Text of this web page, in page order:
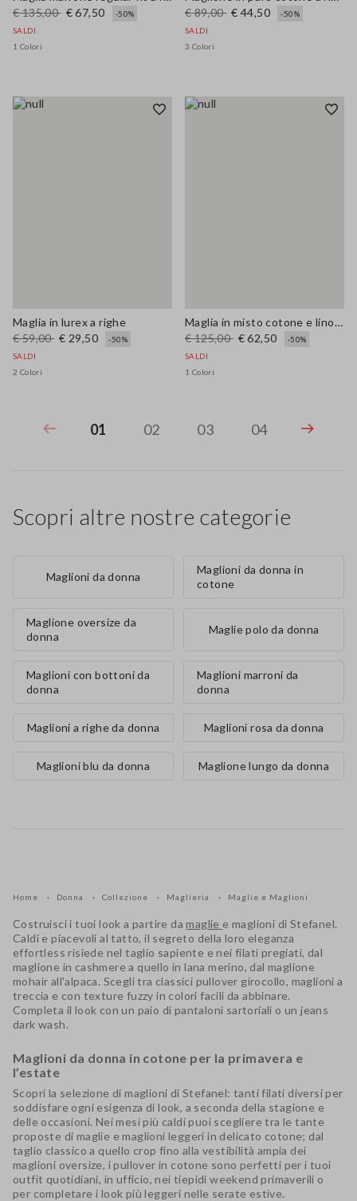
€ 135,00 € 67,50
-50%
SALDI
1 Colori
€ 89,00 € 44,50
-50%
SALDI
3 Colori
Maglia in lurex a righe
€ 59,00 € 29,50
-50%
SALDI
2 Colori
Maglia in misto cotone e lino viola regular fit
€ 125,00 € 62,50
-50%
SALDI
1 Colori
01 02 03 04
Scopri altre nostre categorie
Maglioni da donna
Maglioni da donna in
cotone
Maglione oversize da
donna
Maglie polo da donna
Maglioni con bottoni da
donna
Maglioni marroni da
donna
Maglioni a righe da donna Maglioni rosa da donna
Maglioni blu da donna Maglione lungo da donna
Home Donna Collezione Maglieria Maglie e Maglioni
Costruisci i tuoi look a partire damaglie e maglioni di Stefanel.
Caldi e piacevoli al tatto, il segreto della loro eleganza
effortless risiede nel taglio sapiente e nei filati pregiati, dal
maglione in cashmere a quello inlana merino, dal maglione
mohair all'alpaca. Scegli tra classici pullover girocollo, maglioni a
treccia e con texture fuzzy in colori facili da abbinare.
Completa il look con un paio di pantaloni sartoriali o un jeans
dark wash.
Maglioni da donna in cotone per la primavera e
l’estate
Scopri la selezione di maglioni di Stefanel: tanti filati diversi per
soddisfare ogni esigenza di look, a seconda della stagione e
delle occasioni. Nei mesi più caldi puoi scegliere tra le tante
proposte di maglie e maglioni leggeri in delicato cotone; dal
taglio classico a quello crop fino alla vestibilità ampia dei
maglioni oversize, i pullover in cotone sono perfetti per i tuoi
outfit quotidiani, in ufficio, nei tiepidi weekend primaverili o
per completare i look più leggeri nelle serate estive.